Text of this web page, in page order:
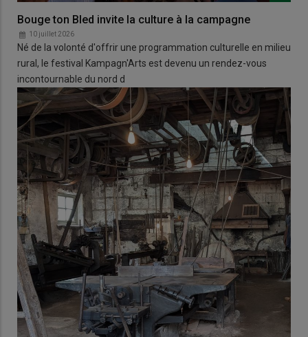
Bouge ton Bled invite la culture à la campagne
10 juillet 2026
Né de la volonté d'offrir une programmation culturelle en milieu
rural, le festival Kampagn'Arts est devenu un rendez-vous
incontournable du nord d